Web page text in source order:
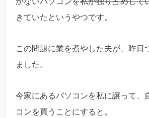
きていたというやつです。
この問題に業を煮やした夫が、昨日
ました。
今家にあるパソコンを私に譲って、
コンを買うことにすると。